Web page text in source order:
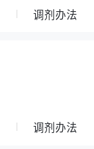
调剂办法
调剂办法